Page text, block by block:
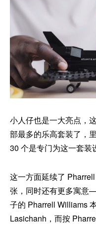
小人仔也是一大亮点，
部最多的乐高套装了，
30 个是专门为这一套装
这一方面延续了
张，同时还有更多寓意
子的 Pharrell Williams
Lasichanh，而按